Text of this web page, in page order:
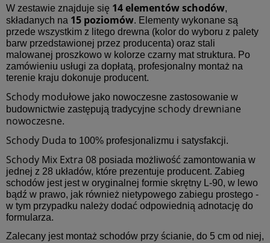
W zestawie znajduje się 14 elementów schodów,
składanych na 15 poziomów. Elementy wykonane są
przede wszystkim z litego drewna (kolor do wyboru z palety
barw przedstawionej przez producenta) oraz stali
malowanej proszkowo w kolorze czarny mat struktura. Po
zamówieniu usługi za dopłatą, profesjonalny montaż na
terenie kraju dokonuje producent.
Schody modułowe jako nowoczesne zastosowanie w
budownictwie zastępują tradycyjne schody drewniane
nowoczesne.
Schody Duda to 100% profesjonalizmu i satysfakcji.
Schody Mix Extra 08 posiada możliwość zamontowania w
jednej z 28 układów, które prezentuje producent. Zabieg
schodów jest jest w oryginalnej formie skrętny L-90, w lewo
bądź w prawo, jak również nietypowego zabiegu prostego -
w tym przypadku należy dodać odpowiednią adnotację do
formularza.
Zalecany jest montaż schodów przy ścianie, do 5 cm od niej,